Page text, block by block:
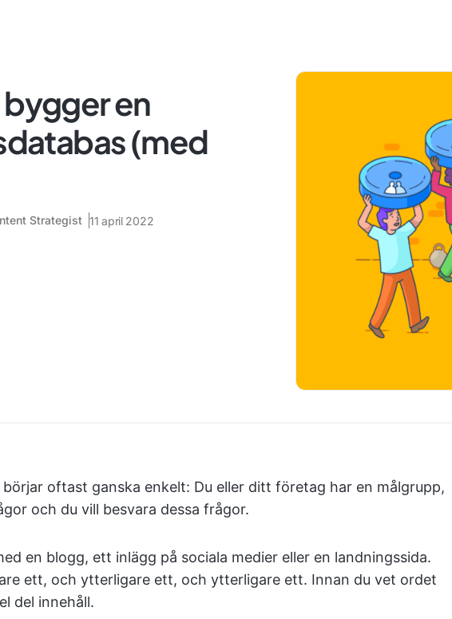
bygger en
(med
Strategist 11 april 2022
börjar oftast ganska enkelt: Du eller ditt företag har en målgrupp,
och du vill besvara dessa frågor.
en blogg, ett inlägg på sociala medier eller en landningssida.
ett, och ytterligare ett, och ytterligare ett. Innan du vet ordet
del innehåll.